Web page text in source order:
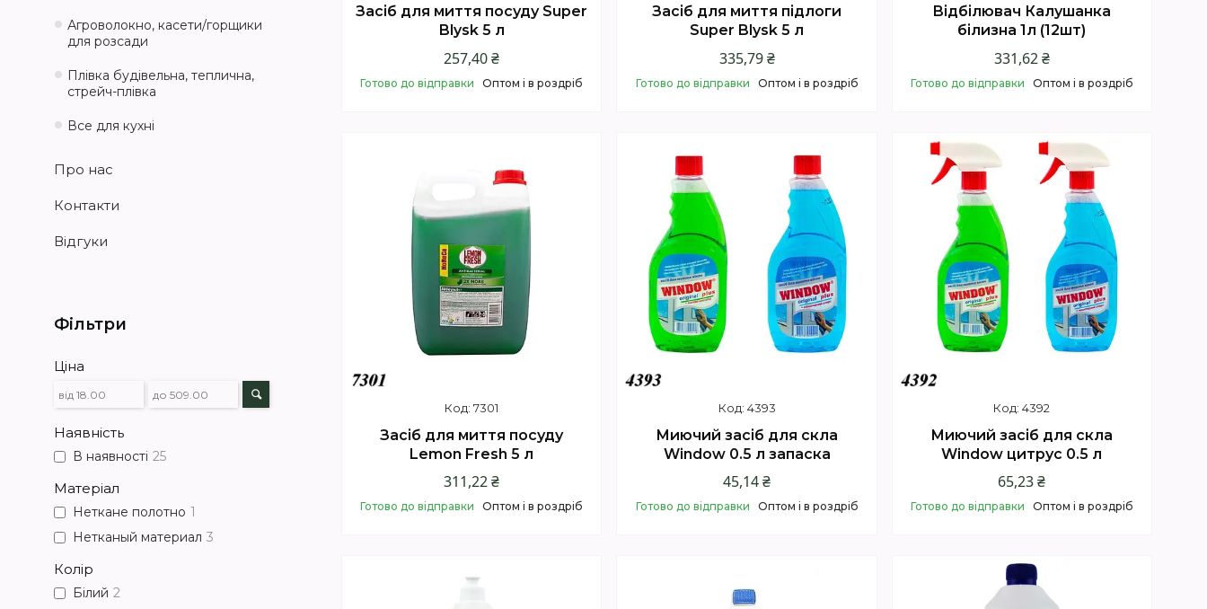
Засіб для миття посуду Super
Blysk 5 л
257,40 ₴
Готово до відправки Оптом і в роздріб
Засіб для миття підлоги
Super Blysk 5 л
335,79 ₴
Готово до відправки Оптом і в роздріб
Відбілювач Калушанка
білизна 1л (12шт)
331,62 ₴
Готово до відправки Оптом і в роздріб
Купити
7301
Засіб для миття посуду
Lemon Fresh 5 л
311,22 ₴
Готово до відправки Оптом і в роздріб
4393
Миючий засіб для скла
Window 0.5 л запаска
45,14 ₴
Готово до відправки Оптом і в роздріб
4392
Миючий засіб для скла
Window цитрус 0.5 л
65,23 ₴
Готово до відправки Оптом і в роздріб
Купити
Агроволокно, касети/горщики
для розсади
Плівка будівельна, теплична,
стрейч-плівка
Все для кухні
Про нас
Контакти
Відгуки
Фільтри
Ціна
Наявність
В наявності 25
Матеріал
Неткане полотно 1
Нетканый материал 3
Колір
Білий 2